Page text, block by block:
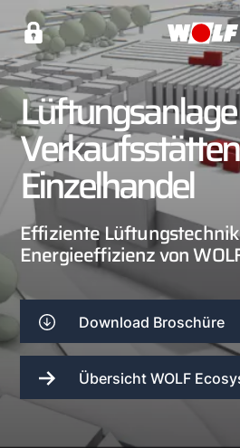
Einzelhandel
Effiziente
Energieeffizienz von
Download Broschüre
Übersicht WOLF